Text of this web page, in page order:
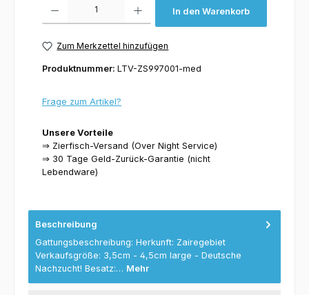
In den Warenkorb
Zum Merkzettel hinzufügen
Produktnummer: LTV-ZS997001-med
Frage zum Artikel?
Unsere Vorteile
⇒ Zierfisch-Versand (Over Night Service)
⇒ 30 Tage Geld-Zurück-Garantie (nicht
Lebendware)
Beschreibung
Gattungsbeschreibung: Herkunft: Zairegebiet
Verkaufsgröße: 3,5cm - 4,5cm large - Deutsche
Nachzucht! Besatz:… Mehr